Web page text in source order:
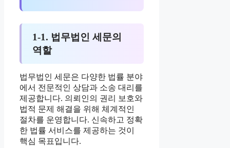
1-1. 법무법인 세문의
역할
법무법인 세문은 다양한 법률 분야
에서 전문적인 상담과 소송 대리를
제공합니다. 의뢰인의 권리 보호와
법적 문제 해결을 위해 체계적인
절차를 운영합니다. 신속하고 정확
한 법률 서비스를 제공하는 것이
핵심 목표입니다.